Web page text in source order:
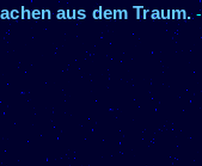
aus dem Traum.